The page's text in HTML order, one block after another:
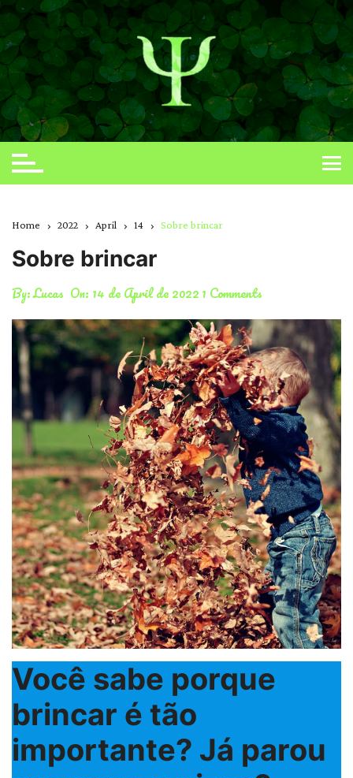
Skip
content
Home 2022 April 14 Sobre brincar
Sobre brincar
By:Lucas On: 14 de April de 20221 Comments
Você sabe porque
brincar é tão
importante? Já parou